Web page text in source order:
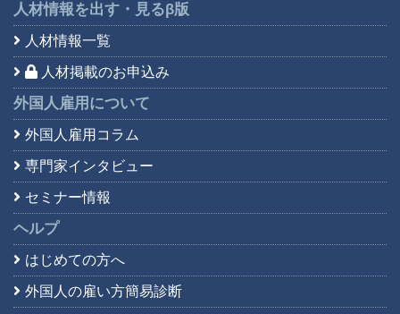
人材情報を出す・見るβ版
人材情報一覧
人材掲載のお申込み
外国人雇用について
外国人雇用コラム
専門家インタビュー
セミナー情報
ヘルプ
はじめての方へ
外国人の雇い方簡易診断